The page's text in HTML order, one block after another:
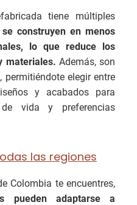
tiene múltiples
se construyen en menos
lo que reduce los
materiales. Además, son
permitiéndote elegir entre
y acabados para
vida y preferencias
las regiones
Colombia te encuentres,
pueden adaptarse a